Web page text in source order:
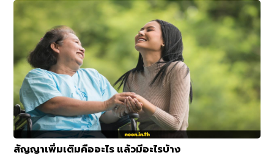
สัญญาเพิ่มเติมคืออะไร แล้วมีอะไรบ้าง